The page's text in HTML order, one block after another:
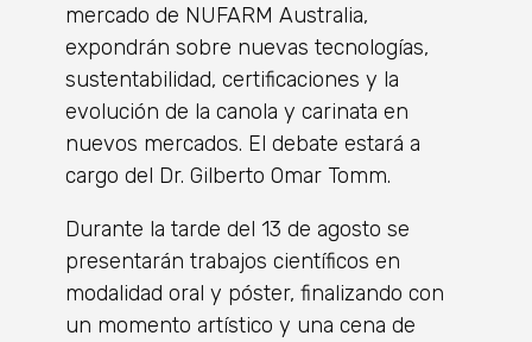
mercado de NUFARM Australia,
expondrán sobre nuevas tecnologías,
sustentabilidad, certificaciones y la
evolución de la canola y carinata en
nuevos mercados. El debate estará a
cargo del Dr. Gilberto Omar Tomm.
Durante la tarde del 13 de agosto se
presentarán trabajos científicos en
modalidad oral y póster, finalizando con
un momento artístico y una cena de